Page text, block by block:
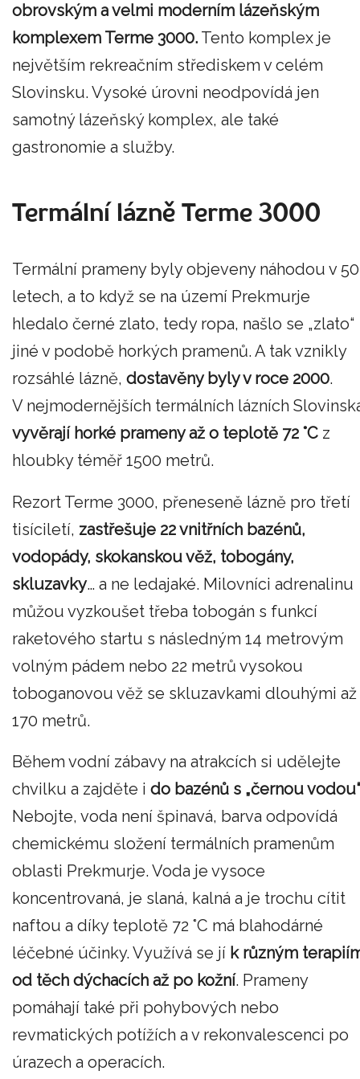
obrovským a velmi moderním lázeňským
komplexem Terme 3000. Tento komplex je
největším rekreačním střediskem v celém
Slovinsku. Vysoké úrovni neodpovídá jen
samotný lázeňský komplex, ale také
gastronomie a služby.
Termální lázně Terme 3000
Termální prameny byly objeveny náhodou v
letech, a to když se na území Prekmurje
hledalo černé zlato, tedy ropa, našlo se „zlato“
jiné v podobě horkých pramenů. A tak vznikly
rozsáhlé lázně, dostavěny byly v roce 2000.
V nejmodernějších termálních lázních
vyvěrají horké prameny až o teplotě 72 °C z
hloubky téměř 1500 metrů.
Rezort Terme 3000, přeneseně lázně pro třetí
tisíciletí, zastřešuje 22 vnitřních bazénů,
vodopády, skokanskou věž, tobogány,
skluzavky… a ne ledajaké. Milovníci adrenalinu
můžou vyzkoušet třeba tobogán s funkcí
raketového startu s následným 14 metrovým
volným pádem nebo 22 metrů vysokou
toboganovou věž se skluzavkami dlouhými až
170 metrů.
Během vodní zábavy na atrakcích si udělejte
chvilku a zajděte i do bazénů s „černou vodou“
Nebojte, voda není špinavá, barva odpovídá
chemickému složení termálních pramenům
oblasti Prekmurje. Voda je vysoce
koncentrovaná, je slaná, kalná a je trochu cítit
naftou a díky teplotě 72 °C má blahodárné
léčebné účinky. Využívá se jí k různým
od těch dýchacích až po kožní. Prameny
pomáhají také při pohybových nebo
revmatických potížích a v rekonvalescenci po
úrazech a operacích.